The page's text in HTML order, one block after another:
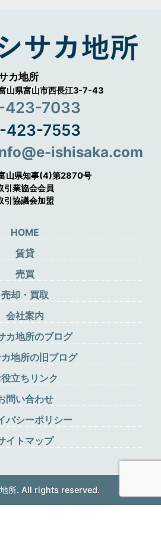
カ地所
県富山市西長江3-7-43
423-7033
423-7553
ishisaka.com
山県知事(4)第2870号
引業協会会員
引協議会加盟
HOME
賃貸
売買
売却・買取
会社案内
カ地所のブログ
地所の旧ブログ
立ちリンク
問い合わせ
バシーポリシー
イトマップ
所. All rights reserved.